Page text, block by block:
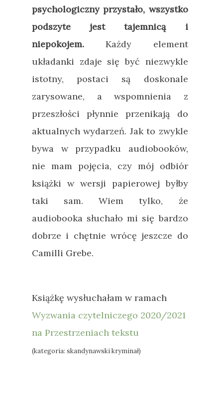
psychologiczny przystało, wszystko
podszyte jest tajemnicą i
niepokojem. Każdy element
układanki zdaje się być niezwykle
istotny, postaci są doskonale
zarysowane, a wspomnienia z
przeszłości płynnie przenikają do
aktualnych wydarzeń. Jak to zwykle
bywa w przypadku audiobooków,
nie mam pojęcia, czy mój odbiór
książki w wersji papierowej byłby
taki sam. Wiem tylko, że
audiobooka słuchało mi się bardzo
dobrze i chętnie wrócę jeszcze do
Camilli Grebe.
Książkę wysłuchałam w ramach
Wyzwania czytelniczego 2020/2021
na Przestrzeniach tekstu
(kategoria: skandynawski kryminał)